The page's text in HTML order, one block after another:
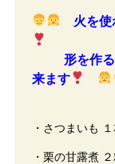
火を
形を作る作
来ます
・さつまいも
・栗の甘露煮